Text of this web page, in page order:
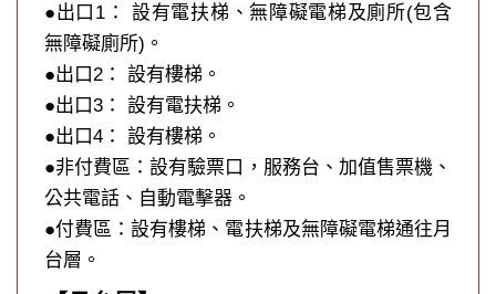
●出口1： 設有電扶梯、無障礙電梯及廁所(包含
無障礙廁所)。
●出口2： 設有樓梯。
●出口3： 設有電扶梯。
●出口4： 設有樓梯。
●非付費區：設有驗票口，服務台、加值售票機、
公共電話、自動電擊器。
●付費區：設有樓梯、電扶梯及無障礙電梯通往月
台層。